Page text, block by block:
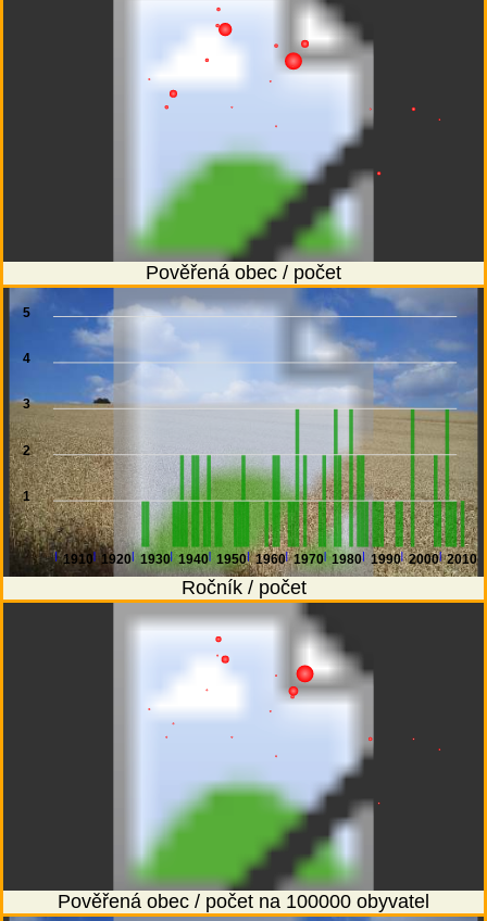
Pověřená obec / počet
1910 1920 1930 1940 1950 1960 1970 1980 1990 2000 2010
1
2
3
4
5
Ročník / počet
Pověřená obec / počet na 100000 obyvatel